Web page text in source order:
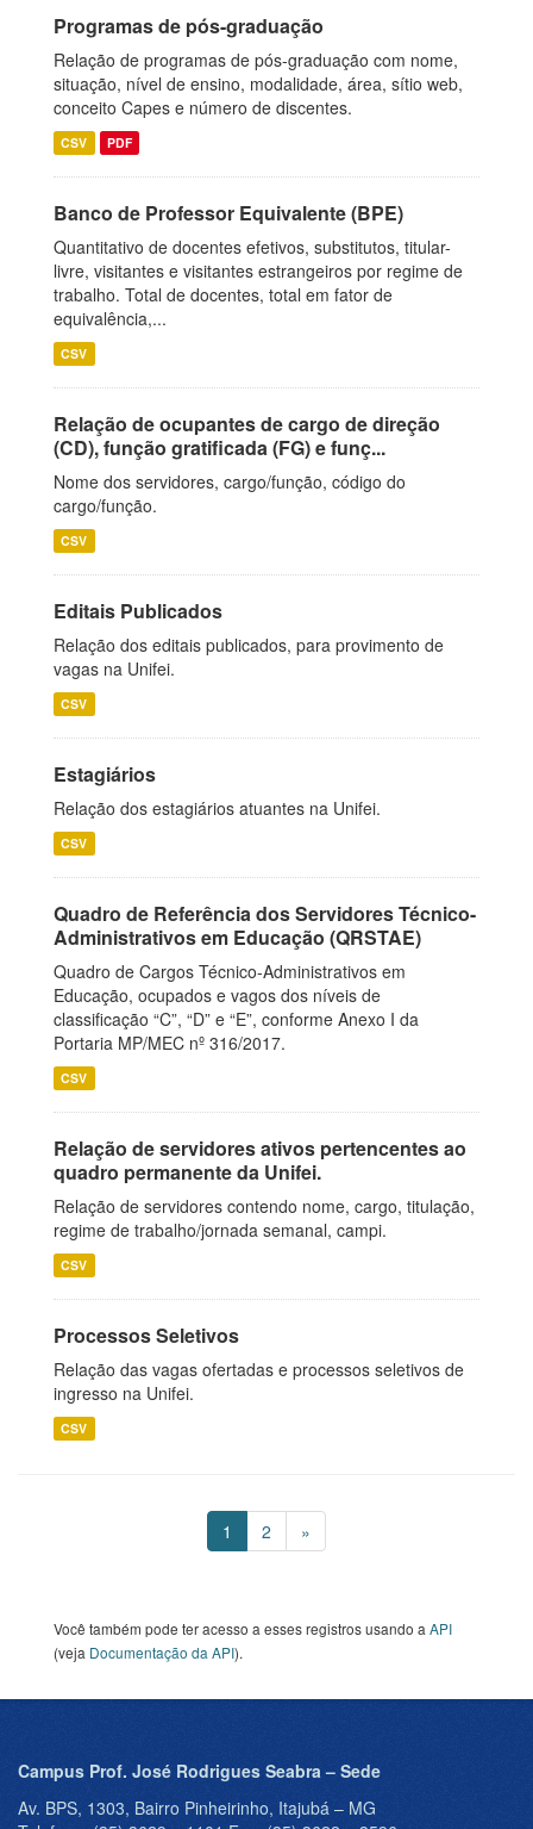
Programas de pós-graduação
Relação de programas de pós-graduação com nome,
situação, nível de ensino, modalidade, área, sítio web,
conceito Capes e número de discentes.
CSV PDF
Banco de Professor Equivalente (BPE)
Quantitativo de docentes efetivos, substitutos, titular-
livre, visitantes e visitantes estrangeiros por regime de
trabalho. Total de docentes, total em fator de
equivalência,...
CSV
Relação de ocupantes de cargo de direção
(CD), função gratificada (FG) e funç...
Nome dos servidores, cargo/função, código do
cargo/função.
CSV
Editais Publicados
Relação dos editais publicados, para provimento de
vagas na Unifei.
CSV
Estagiários
Relação dos estagiários atuantes na Unifei.
CSV
Quadro de Referência dos Servidores Técnico-
Administrativos em Educação (QRSTAE)
Quadro de Cargos Técnico-Administrativos em
Educação, ocupados e vagos dos níveis de
classificação “C”, “D” e “E”, conforme Anexo I da
Portaria MP/MEC nº 316/2017.
CSV
Relação de servidores ativos pertencentes ao
quadro permanente da Unifei.
Relação de servidores contendo nome, cargo, titulação,
regime de trabalho/jornada semanal, campi.
CSV
Processos Seletivos
Relação das vagas ofertadas e processos seletivos de
ingresso na Unifei.
CSV
1 2 »
Você também pode ter acesso a esses registros usando a API
(veja Documentação da API).
Campus Prof. José Rodrigues Seabra – Sede
Av. BPS, 1303, Bairro Pinheirinho, Itajubá – MG